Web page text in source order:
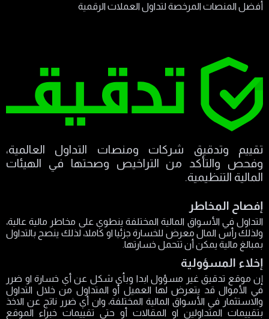
أفضل المنصات المرخصة لتداول العملات الرقمية
تقييم وتدقيق شركات ومنصات التداول العالمية،
وفحص والتأكد من التراخيص وصحتها في الهيئات
المالية التنظيمية.
إفصاح المخاطر
التداول في الأسواق المالية المختلفة ينطوي على مخاطر مالية عالية،
ولذلك رأس المال معرض للخسارة جزئيا او كاملا، لذلك ينصح بالتداول
بمبالغ مالية يمكن أن تتحمل خسارتها.
إخلاء المسؤولية
إن موقع تدقيق غير مسؤول ابدا وبأي شكل عن أي خسارة او ضرر
في الأموال قد يتعرض لها العميل أو المتداول من خلال التداول
والاستثمار في الأسواق المالية المختلفة، وان أي ضرر ناتج عن الاخذ
بتقييمات المتداولين او المقالات أو حتى تقييمات خبراء الموقع